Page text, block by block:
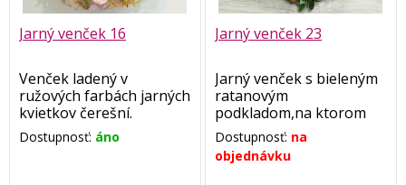
Jarný venček 16
Venček ladený v
ružových farbách jarných
kvietkov čerešní.
Rozmer cca 35 cm.
Dostupnosť: áno
Jarný venček 23
Jarný venček s bieleným
ratanovým
podkladom,na ktorom
vynikajú kvety
iskerníkov.
Rozmer cca 35 cm.
Dostupnosť: na
objednávku